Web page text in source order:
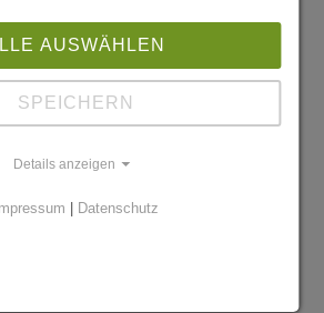
herum.
junge Männer werfen
sie fragmentieren oder
die heutige Zeit. Präsentiert
AUSWÄHLEN
SPEICHERN
Details anzeigen
| Datenschutz